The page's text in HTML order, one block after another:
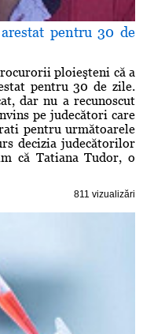
pentru 30 de
ploieşteni că a
pentru 30 de zile.
dar nu a recunoscut
pe judecători care
pentru următoarele
decizia judecătorilor
că Tatiana Tudor, o
811 vizualizări